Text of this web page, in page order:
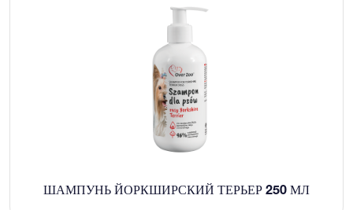
ШАМПУНЬ ЙОРКШИРСКИЙ ТЕРЬЕР 250 МЛ